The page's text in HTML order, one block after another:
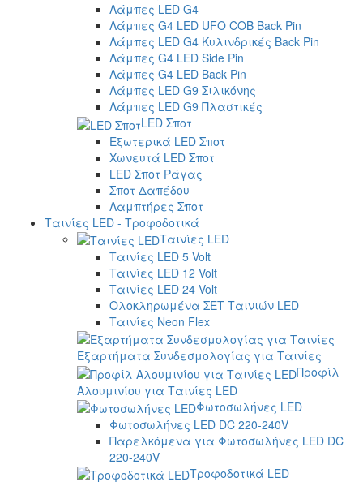
Λάμπες LED G4
Λάμπες G4 LED UFO COB Back Pin
Λάμπες LED G4 Κυλινδρικές Back Pin
Λάμπες G4 LED Side Pin
Λάμπες G4 LED Back Pin
Λάμπες LED G9 Σιλικόνης
Λάμπες LED G9 Πλαστικές
LED Σποτ
Εξωτερικά LED Σποτ
Χωνευτά LED Σποτ
LED Σποτ Ράγας
Σποτ Δαπέδου
Λαμπτήρες Σποτ
Ταινίες LED - Τροφοδοτικά
Ταινίες LED
Ταινίες LED 5 Volt
Ταινίες LED 12 Volt
Ταινίες LED 24 Volt
Ολοκληρωμένα ΣΕΤ Ταινιών LED
Ταινίες Neon Flex
Εξαρτήματα Συνδεσμολογίας για Ταινίες
Προφίλ
Αλουμινίου για Ταινίες LED
Φωτοσωλήνες LED
Φωτοσωλήνες LED DC 220-240V
Παρελκόμενα για Φωτοσωλήνες LED DC
220-240V
Τροφοδοτικά LED